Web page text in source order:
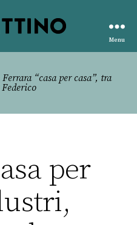
editore
Menu
“casa per casa”, tra
per